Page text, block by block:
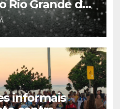
Rio Grande do
informais